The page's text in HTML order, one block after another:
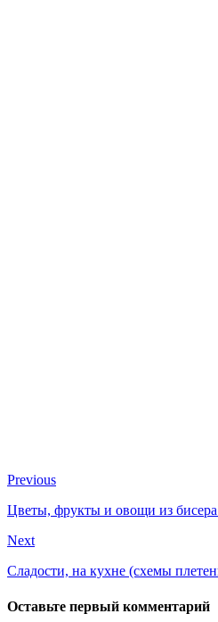
Previous
Цветы, фрукты и овощи из
Next
Сладости, на кухне (схемы
Оставьте первый комментарий